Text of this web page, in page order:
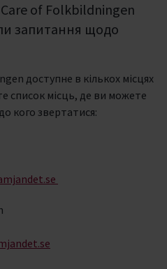
Care of Folkbildningen
запитання щодо
доступне в кількох місцях
список місць, де ви можете
кого звертатися: